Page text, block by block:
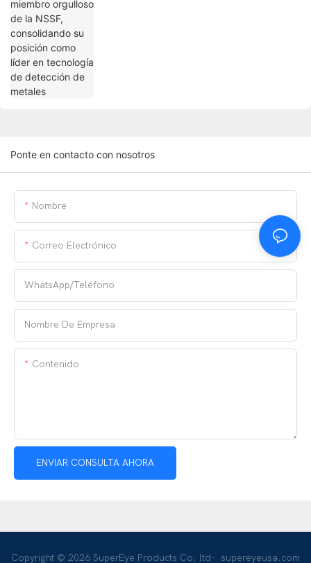
Ponte en contacto con nosotros
Nombre
Correo Electrónico
WhatsApp/teléfono
Nombre De Empresa
Contenido
ENVIAR CONSULTA AHORA
Copyright © 2026 SuperEye Products Co. ltd- supereyeusa.com